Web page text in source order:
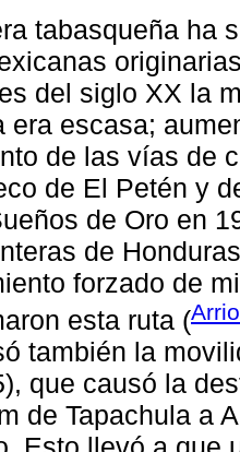
tabasqueña ha
del siglo XX la
era escasa;
de las vías de
de El Petén y
de Oro en
de
forzado de
esta ruta (
también la
que causó la
de Tapachula a